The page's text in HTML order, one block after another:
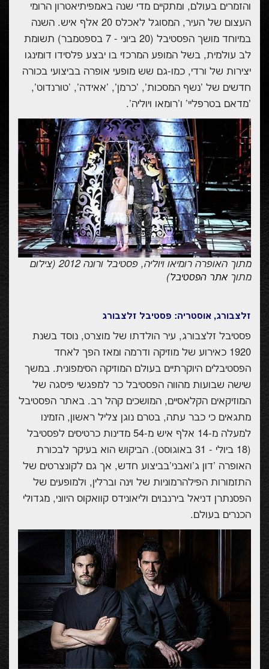
והזמרים בעולם, ומתקיים מדי שנה באמפיתיאטרון הרומי
העצום של העיר, המסוגל לאכלס 20 אלף איש. השנה
במיוחד מושך הפסטיבל (20 ביוני - 7 בספטמבר) תשומת
לב עולמית, בשל המופע המרכזי בו יבצע פלסידו דומינגו
יצירות של ורדי, כמו-גם שש מופעי אופרה בביצועי בכורה
חדשים של 'נשף המסכות', 'כרמן', 'אאידה', 'טורנדוט',
'מדאם בטרפליי' ו'רומאו ויוליה'.
מתוך האופרה רומיאו ויוליה, פסטיבל ורונה 2012 (צילום
מתוךאתר הפסטיבל)
זלצבורג, אוסטריה: פסטיבל זלצבורג
פסטיבל זלצבורג, עיר הולדתו של מוצרט, נוסד בשנת
1920 כאירוע של מוזיקה ודרמה ומאז הפך לאחד
הפסטיבלים היוקרתיים בעולם המוזיקה הסימפונית. במשך
שישה שבועות מהווה הפסטיבל כר למפגשי פיסגה של
המוזיקאים הקלאסיים, המושכים קהל רב. באתר הפסטיבל
מתגאים כי כבר עתה, בטרם נוגן צליל ראשון, הזמינו
למעלה מ-14 אלף איש מ-54 מדינות כרטיסים לפסטיבל
(18 ביולי - 31 באוגוסט). הביקוש הוא בעיקר לבכורת
האופרה 'דון ג'ואבני'בביצוע חדש, אך גם לקונצרטים של
התזמורות הפילהרמוניות של וינה וברלין, ולמופעים של
הפסנתרן דניאל בירנבוים וליאונידס קוואקוס היווני, מגדולי
הכנרים בעולם.